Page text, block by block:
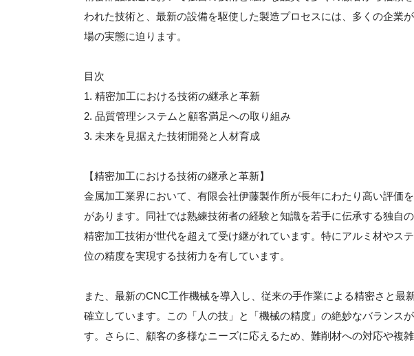
われた技術と、最新の設備を駆使した製造プロセスには、多くの企業
場の実態に迫ります。
目次
1. 精密加工における技術の継承と革新
2. 品質管理システムと顧客満足への取り組み
3. 未来を見据えた技術開発と人材育成
【精密加工における技術の継承と革新】
金属加工業界において、有限会社伊藤製作所が長年にわたり高い評価
があります。同社では熟練技術者の経験と知識を若手に伝承する独自
精密加工技術が世代を超えて受け継がれています。特にアルミ材やス
位の精度を実現する技術力を有しています。
また、最新のCNC工作機械を導入し、従来の手作業による精密さと最
確立しています。この「人の技」と「機械の精度」の絶妙なバランス
す。さらに、顧客の多様なニーズに応えるため、難削材への対応や複